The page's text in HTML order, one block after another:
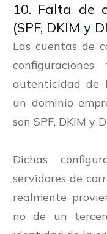
10. Falta de
(SPF, DKIM y
Las cuentas de
autenticidad de
un dominio
son SPF, DKIM y
Dichas
servidores de
realmente
no de un